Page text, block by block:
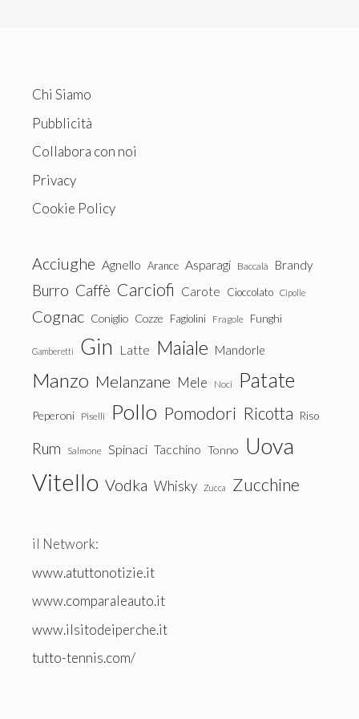
Chi Siamo
Pubblicità
Collabora con noi
Privacy
Cookie Policy
Acciughe Agnello Arance Asparagi Baccalà Brandy
Burro Caffè Carciofi Carote Cioccolato Cipolle
Cognac Coniglio Cozze Fagiolini Fragole Funghi
Gamberetti Gin Latte Maiale Mandorle
Manzo Melanzane Mele Noci Patate
Peperoni Piselli Pollo Pomodori Ricotta Riso
Rum Salmone Spinaci Tacchino Tonno Uova
Vitello Vodka Whisky Zucca Zucchine
il Network:
www.atuttonotizie.it
www.comparaleauto.it
www.ilsitodeiperche.it
tutto-tennis.com/